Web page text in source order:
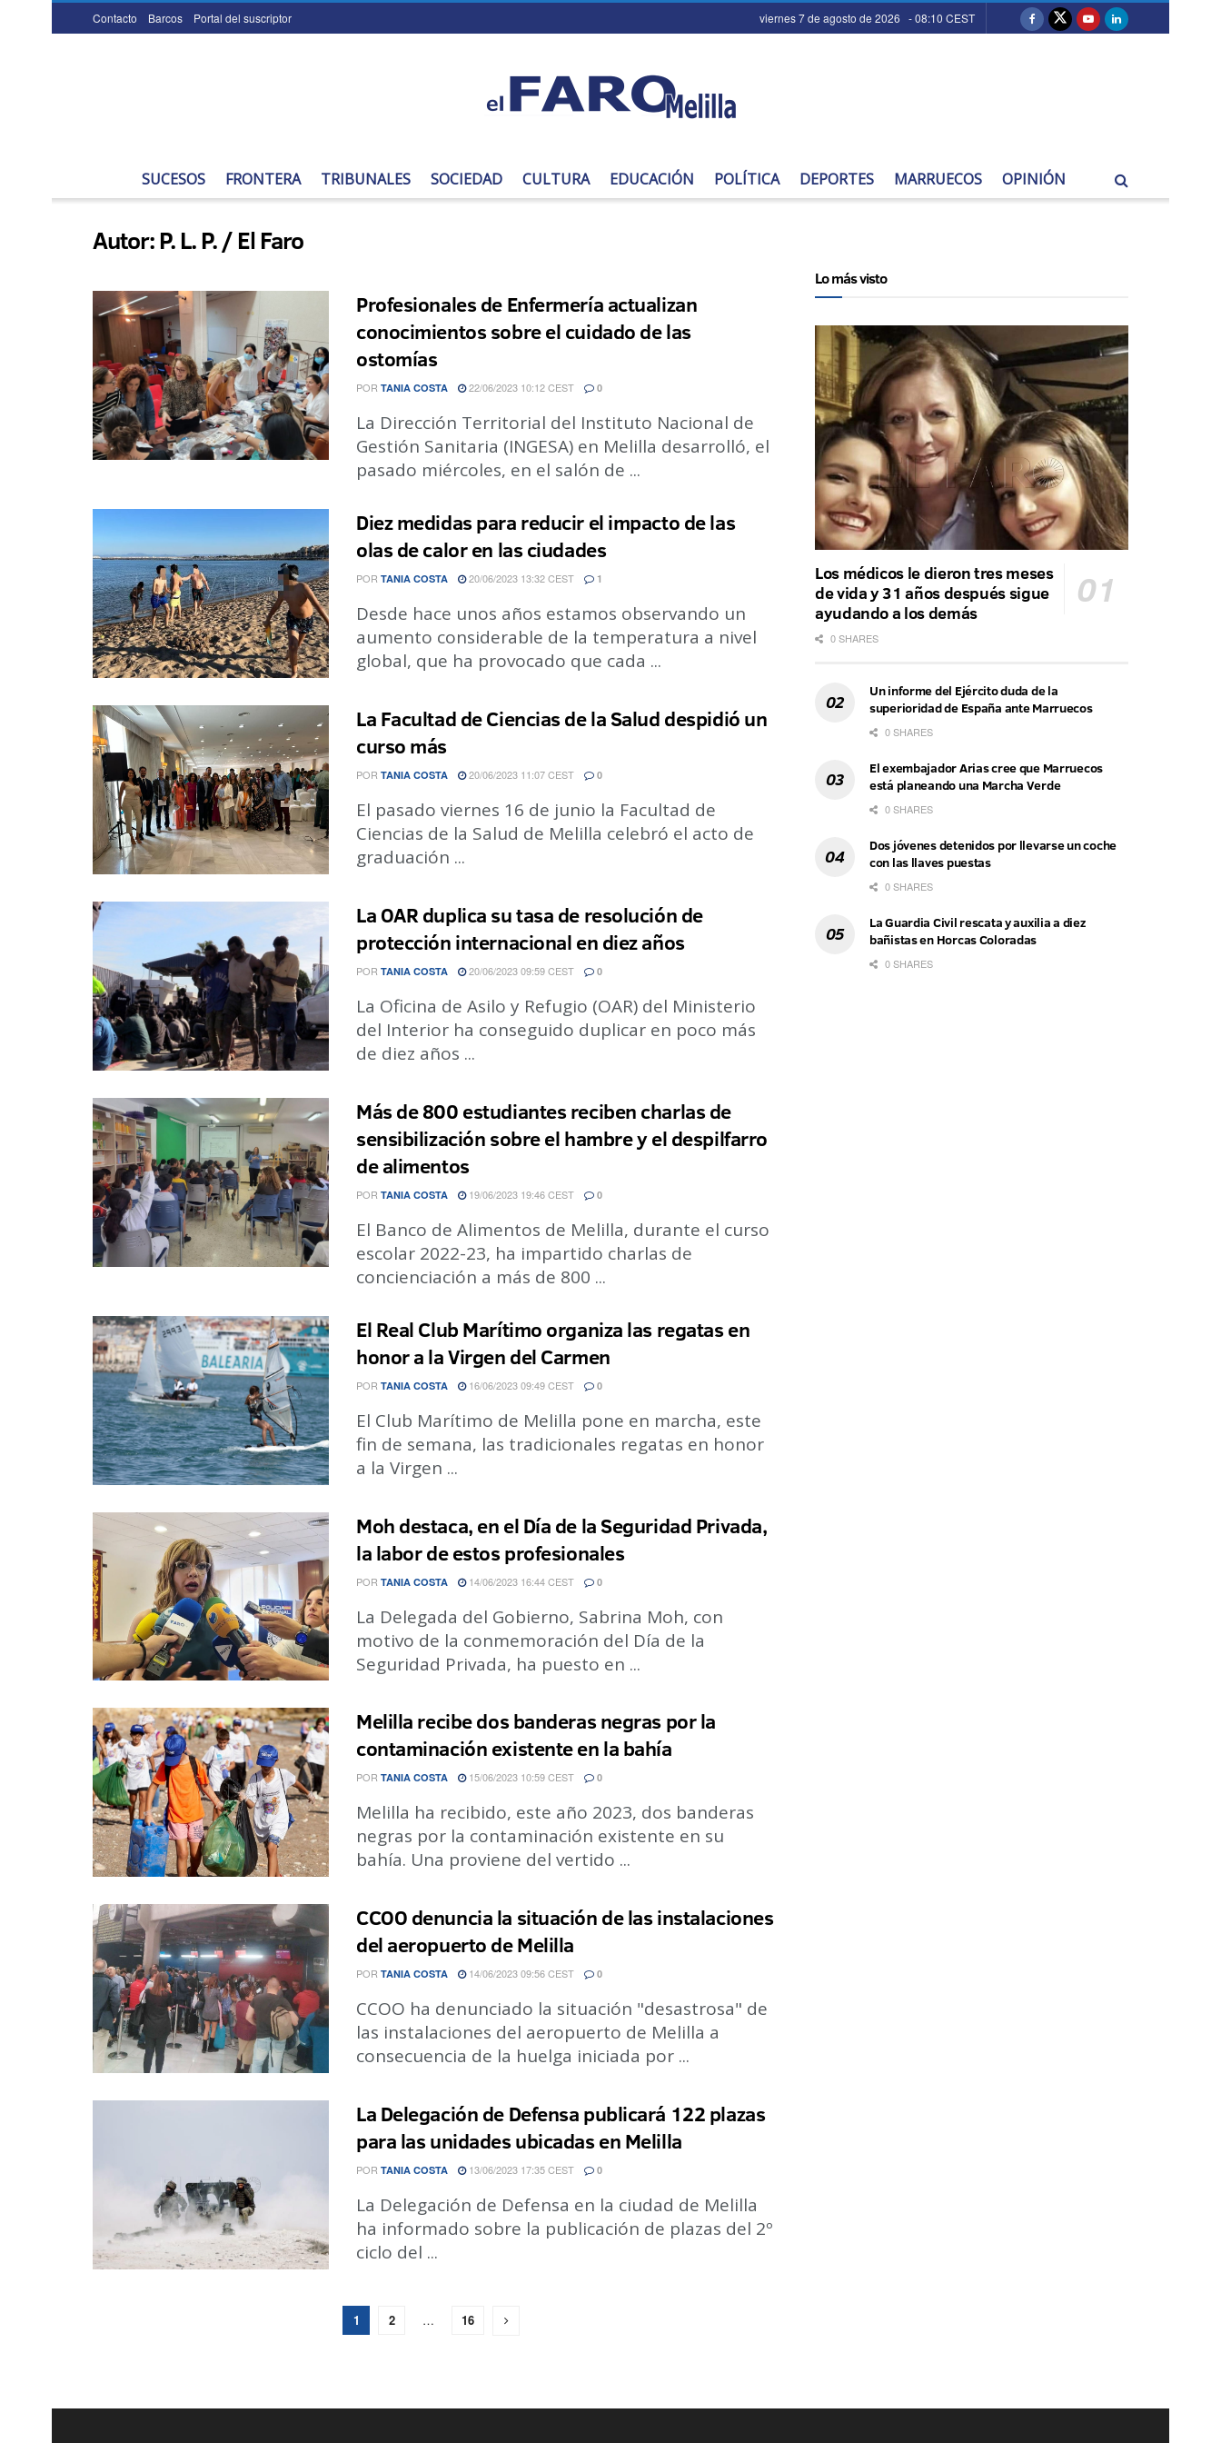
Contacto Barcos Portal del suscriptor viernes 7 de agosto de 2026 - 08:10 CEST
SUCESOS FRONTERA TRIBUNALES SOCIEDAD CULTURA EDUCACIÓN POLÍTICA DEPORTES MARRUECOS OPINIÓN
Autor:P. L. P. / El Faro
Profesionales de Enfermería actualizan
conocimientos sobre el cuidado de las
ostomías
POR TANIA COSTA 22/06/2023 10:12 CEST 0
La Dirección Territorial del Instituto Nacional de
Gestión Sanitaria (INGESA) en Melilla desarrolló, el
pasado miércoles, en el salón de ...
Diez medidas para reducir el impacto de las
olas de calor en las ciudades
POR TANIA COSTA 20/06/2023 13:32 CEST 1
Desde hace unos años estamos observando un
aumento considerable de la temperatura a nivel
global, que ha provocado que cada ...
La Facultad de Ciencias de la Salud despidió un
curso más
POR TANIA COSTA 20/06/2023 11:07 CEST 0
El pasado viernes 16 de junio la Facultad de
Ciencias de la Salud de Melilla celebró el acto de
graduación ...
La OAR duplica su tasa de resolución de
protección internacional en diez años
POR TANIA COSTA 20/06/2023 09:59 CEST 0
La Oficina de Asilo y Refugio (OAR) del Ministerio
del Interior ha conseguido duplicar en poco más
de diez años ...
Más de 800 estudiantes reciben charlas de
sensibilización sobre el hambre y el despilfarro
de alimentos
POR TANIA COSTA 19/06/2023 19:46 CEST 0
El Banco de Alimentos de Melilla, durante el curso
escolar 2022-23, ha impartido charlas de
concienciación a más de 800 ...
El Real Club Marítimo organiza las regatas en
honor a la Virgen del Carmen
POR TANIA COSTA 16/06/2023 09:49 CEST 0
El Club Marítimo de Melilla pone en marcha, este
fin de semana, las tradicionales regatas en honor
a la Virgen ...
Moh destaca, en el Día de la Seguridad Privada,
la labor de estos profesionales
POR TANIA COSTA 14/06/2023 16:44 CEST 0
La Delegada del Gobierno, Sabrina Moh, con
motivo de la conmemoración del Día de la
Seguridad Privada, ha puesto en ...
Melilla recibe dos banderas negras por la
contaminación existente en la bahía
POR TANIA COSTA 15/06/2023 10:59 CEST 0
Melilla ha recibido, este año 2023, dos banderas
negras por la contaminación existente en su
bahía. Una proviene del vertido ...
CCOO denuncia la situación de las instalaciones
del aeropuerto de Melilla
POR TANIA COSTA 14/06/2023 09:56 CEST 0
CCOO ha denunciado la situación "desastrosa" de
las instalaciones del aeropuerto de Melilla a
consecuencia de la huelga iniciada por ...
La Delegación de Defensa publicará 122 plazas
para las unidades ubicadas en Melilla
POR TANIA COSTA 13/06/2023 17:35 CEST 0
La Delegación de Defensa en la ciudad de Melilla
ha informado sobre la publicación de plazas del 2º
ciclo del ...
1 2 … 16
Lo más visto
Los médicos le dieron tres meses
de vida y 31 años después sigue
ayudando a los demás
0 SHARES
Un informe del Ejército duda de la
superioridad de España ante Marruecos
0 SHARES
El exembajador Arias cree que Marruecos
está planeando una Marcha Verde
0 SHARES
Dos jóvenes detenidos por llevarse un coche
con las llaves puestas
0 SHARES
La Guardia Civil rescata y auxilia a diez
bañistas en Horcas Coloradas
0 SHARES